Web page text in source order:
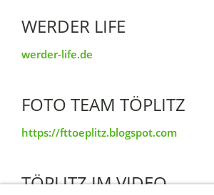
WERDER LIFE
werder-life.de
FOTO TEAM TÖPLITZ
https://fttoeplitz.blogspot.com
TÖPLITZ IM VIDEO